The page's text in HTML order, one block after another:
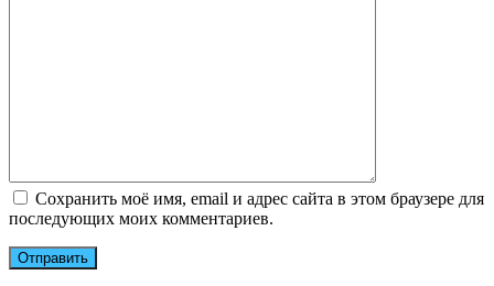
Сохранить моё имя, email и адрес сайта в этом браузере для
последующих моих комментариев.